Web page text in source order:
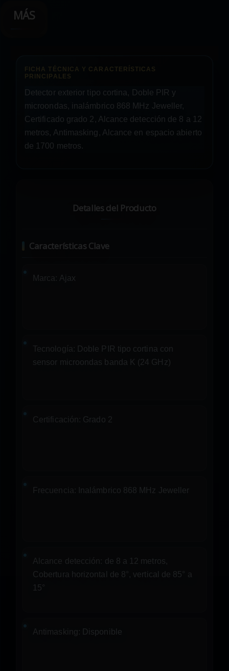
MÁS
Detector exterior tipo cortina, Doble PIR y
microondas, inalámbrico 868 MHz Jeweller,
Certificado grado 2, Alcance detección de 8 a 12
metros, Antimasking, Alcance en espacio abierto
de 1700 metros.
Detalles del Producto
Características Clave
Marca: Ajax
Tecnología: Doble PIR tipo cortina con
sensor microondas banda K (24 GHz)
Certificación: Grado 2
Frecuencia: Inalámbrico 868 MHz Jeweller
Alcance detección: de 8 a 12 metros,
Cobertura horizontal de 8°, vertical de 85° a
15°
Antimasking: Disponible